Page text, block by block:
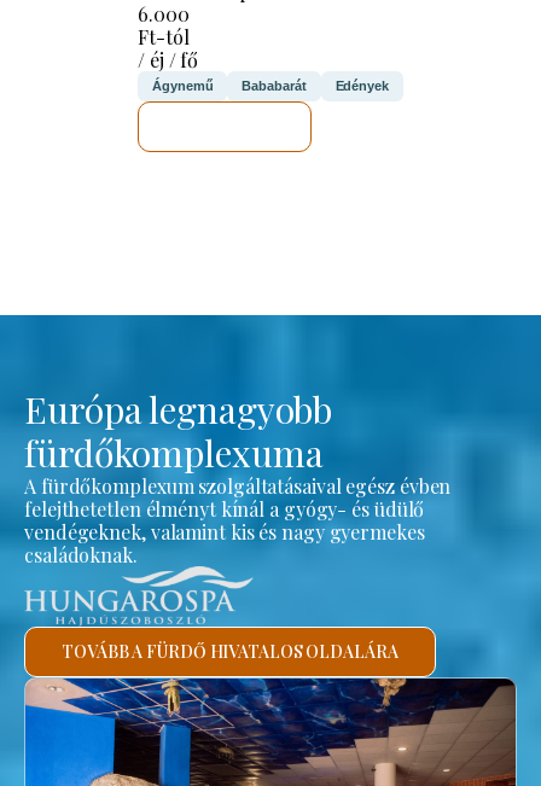
6.000
Ft-tól
/ éj / fő
Ágynemű Bababarát Edények
Európa legnagyobb
fürdőkomplexuma
A fürdőkomplexum szolgáltatásaival egész évben
felejthetetlen élményt kínál a gyógy- és üdülő
vendégeknek, valamint kis és nagy gyermekes
családoknak.
TOVÁBB A FÜRDŐ HIVATALOS OLDALÁRA